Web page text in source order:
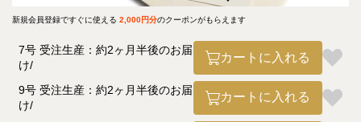
新規会員登録ですぐに使える 2,000円分のクーポンがもらえます
7号 受注生産：約2ヶ月半後のお届
け
カートに入れる
9号 受注生産：約2ヶ月半後のお届
け
カートに入れる